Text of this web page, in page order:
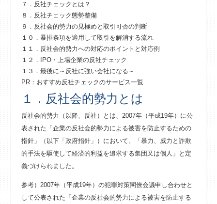
７．反社チェックとは？
８．反社チェック態勢整備
９．反社会的勢力の見極めと取引可否の判断
１０．暴排条項を適用して取引を解消する流れ
１１．反社会的勢力への対応のポイントと対応例
１２．IPO・上場企業の反社チェック
１３．最後に～反社に強い会社になる～
PR：おすすめ反社チェックのサービス一覧
１．反社会的勢力とは
反社会的勢力（以降、反社）とは、2007年（平成19年）に公
表された「企業の反社会的勢力による被害を防止するための
指針」（以下「政府指針」）において、「暴力、威力と詐欺
的手法を駆使して経済的利益を追求する集団又は個人」と定
義づけられました。
参考）2007年（平成19年）の犯罪対策閣僚会議申し合わせと
して公表された「 企業の反社会的勢力による被害を防止する